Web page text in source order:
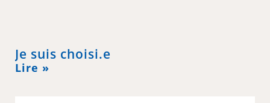
Je suis choisi.e
Lire »